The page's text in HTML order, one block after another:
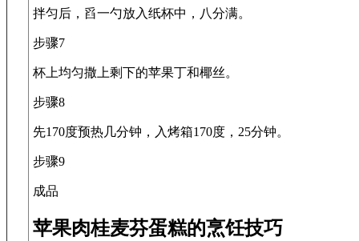
拌匀后，舀一勺放入纸杯中，八分满。
步骤7
杯上均匀撒上剩下的苹果丁和椰丝。
步骤8
先170度预热几分钟，入烤箱170度，25分钟。
步骤9
成品
苹果肉桂麦芬蛋糕的烹饪技巧